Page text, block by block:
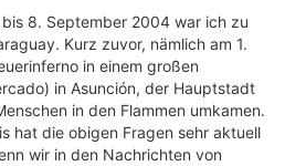
8. September 2004 war ich zu
Kurz zuvor, nämlich am 1.
in einem großen
in Asunción, der Hauptstadt
in den Flammen umkamen.
hat die obigen Fragen sehr aktuell
wir in den Nachrichten von